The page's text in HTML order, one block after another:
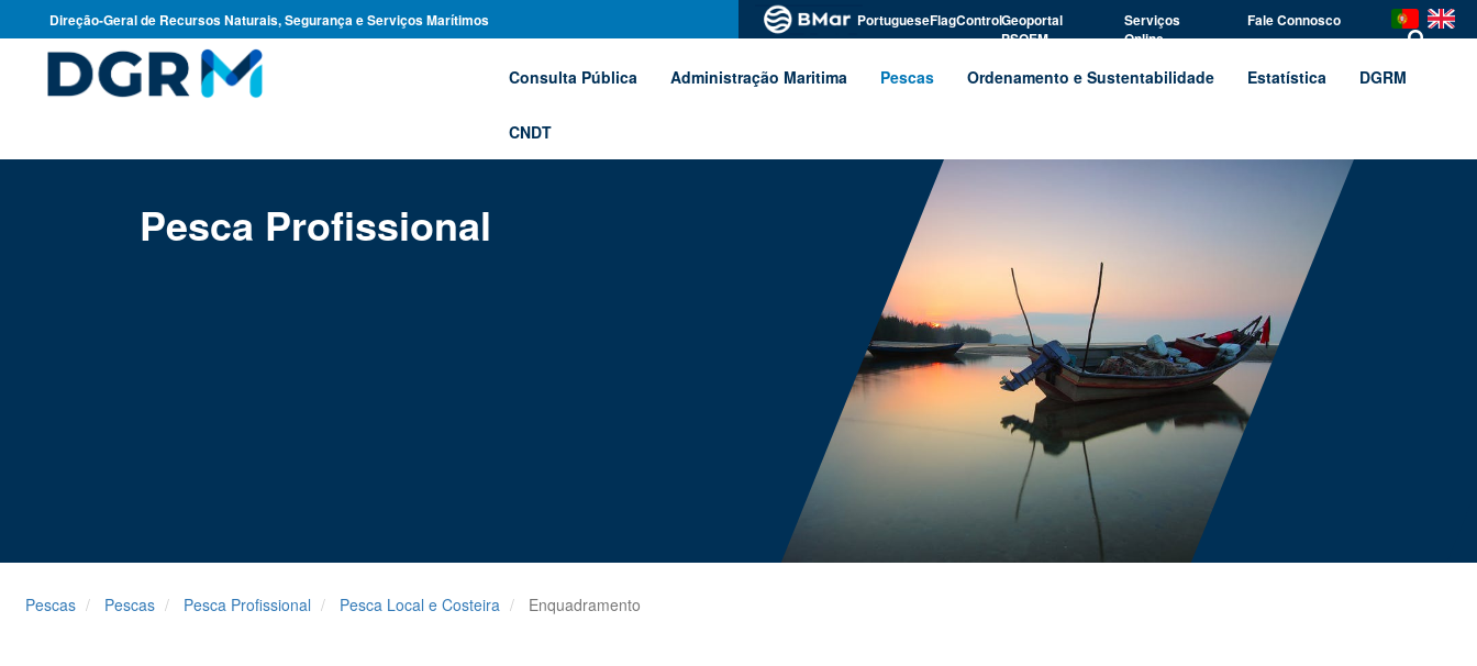
Direção-Geral de Recursos Naturais, Segurança e Serviços Marítimos PortugueseFlagControlGeoportal
PSOEM
Serviços
Online
Fale Connosco
Consulta Pública Administração Maritima Pescas Ordenamento e Sustentabilidade Estatística DGRM
CNDT
Pesca Profissional
Pescas Pescas Pesca Profissional Pesca Local e Costeira Enquadramento